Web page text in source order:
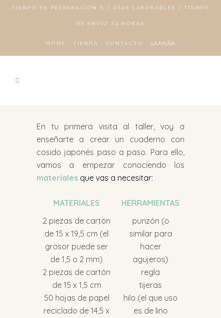
TIEMPO DE PREPARACIÓN 5-7 DÍAS LABORABLES / TIEMPO
DE ENVÍO 24 HORAS
HOME TIENDA CONTACTO carrito
En tu primera visita al taller, voy a
enseñarte a crear un cuaderno con
cosido japonés paso a paso. Para ello,
vamos a empezar conociendo los
materiales que vas a necesitar:
MATERIALES
HERRAMIENTAS
2 piezas de cartón
de 15 x 19,5 cm (el
grosor puede ser
de 1,5 o 2 mm)
2 piezas de cartón
de 15 x 1,5 cm
50 hojas de papel
reciclado de 14,5 x
punzón (o
similar para
hacer
agujeros)
regla
tijeras
hilo (el que uso
es de lino